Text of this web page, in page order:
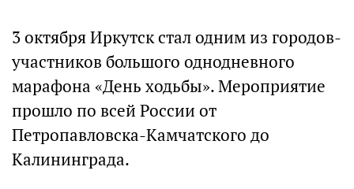
3 октября Иркутск стал одним из городов-
участников большого однодневного
марафона «День ходьбы». Мероприятие
прошло по всей России от
Петропавловска-Камчатского до
Калининграда.